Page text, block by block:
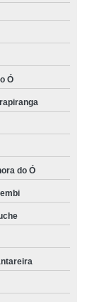
Ó
do Ó